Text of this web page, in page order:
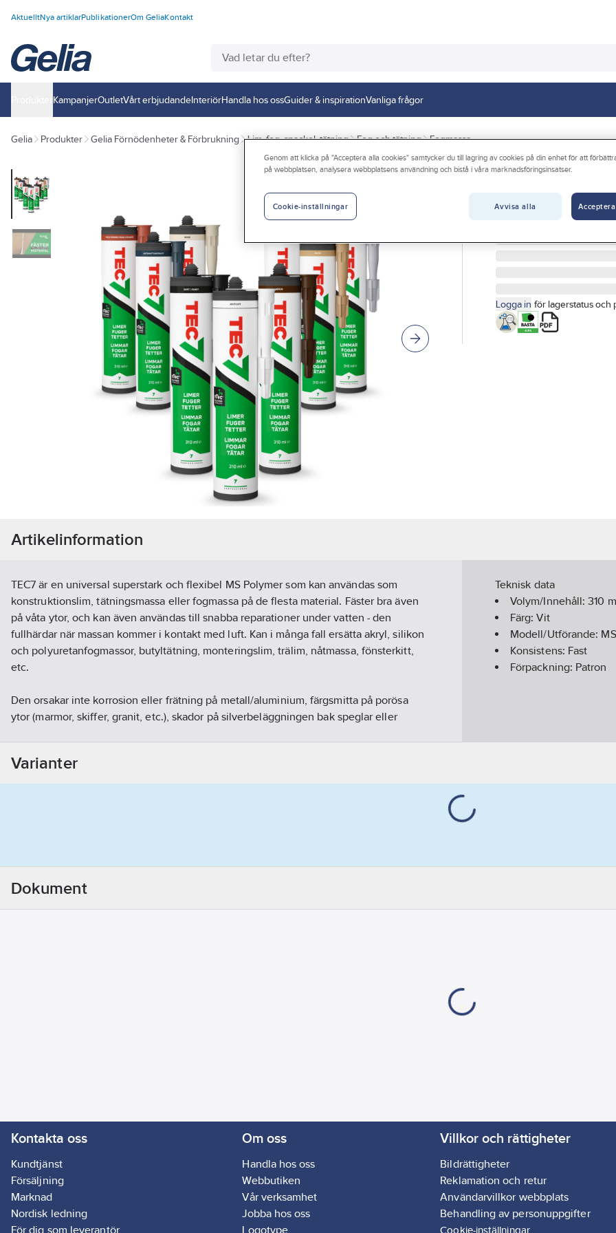
AktuelltNya artiklarPublikationerOm GeliaKontakt
KampanjerOutletVårt erbjudandeInteriörHandla hos ossGuider & inspirationVanliga frågor
Gelia Produkter Gelia Förnödenheter & Förbrukning Lim, fog, spackel, tätning Fog och tätning Fogmassa
Lim &
LIM&FOGMASSA TEC7
Logga in för lagerstatus och
Artikelinformation
TEC7 är en universal superstark och flexibel MS Polymer som kan användas som
konstruktionslim, tätningsmassa eller fogmassa på de flesta material. Fäster bra även
på våta ytor, och kan även användas till snabba reparationer under vatten - den
fullhärdar när massan kommer i kontakt med luft. Kan i många fall ersätta akryl, silikon
och polyuretanfogmassor, butyltätning, monteringslim, trälim, nåtmassa, fönsterkitt,
etc.
Den orsakar inte korrosion eller frätning på metall/aluminium, färgsmitta på porösa
ytor (marmor, skiffer, granit, etc.), skador på silverbeläggningen bak speglar eller
mycket lämplig till Radon-tätning, är mycket väder- och åldringsbeständig, är UV-stabil
och kan övermålas med de flesta typer färg och lack. I härdat tillstånd kan TEC7 slipas
Ean artikelnr: 5414195532768
Ägarens artikelnr:
Teknisk data
Volym/Innehåll:310
Färg:Vit
Modell/Utförande:
Konsistens: Fast
Förpackning: Patron
Varianter
Dokument
Kontakta oss
Kundtjänst
Försäljning
Marknad
Nordisk ledning
För dig som leverantör
Om oss
Handla hos oss
Webbutiken
Vår verksamhet
Jobba hos oss
Logotype
Villkor och rättigheter
Bildrättigheter
Reklamation och retur
Användarvillkor webbplats
Behandling av personuppgifter
Cookie-inställningar
Genom att klicka på "Acceptera alla cookies" samtycker du till lagring av cookies på din enhet för att
på webbplatsen, analysera webbplatsens användning och bistå i våra marknadsföringsinsatser.
Avvisa alla
Cookie-inställningar